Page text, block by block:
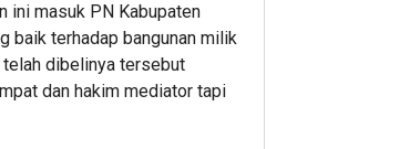
ini masuk PN Kabupaten
baik terhadap bangunan milik
telah dibelinya tersebut
dan hakim mediator tapi